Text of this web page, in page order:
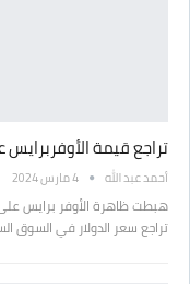
تراجع قيمة
أحمد عبد الله 4 مارس 2024
هبطت ظاهرة الأوفر برايس على
تراجع سعر الدولار في السوق